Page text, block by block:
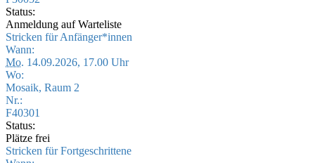
Status:
Anmeldung auf Warteliste
Stricken für Anfänger*innen
Wann:
Mo. 14.09.2026, 17.00 Uhr
Wo:
Mosaik, Raum 2
Nr.:
F40301
Status:
Plätze frei
Stricken für Fortgeschrittene